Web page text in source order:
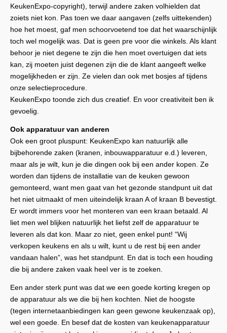
KeukenExpo-copyright), terwijl andere zaken volhielden dat
zoiets niet kon. Pas toen we daar aangaven (zelfs uittekenden)
hoe het moest, gaf men schoorvoetend toe dat het waarschijnlijk
toch wel mogelijk was. Dat is geen pre voor die winkels. Als klant
behoor je niet degene te zijn die hen moet overtuigen dat iets
kan, zij moeten juist degenen zijn die de klant aangeeft welke
mogelijkheden er zijn. Ze vielen dan ook met bosjes af tijdens
onze selectieprocedure.
KeukenExpo toonde zich dus creatief. En voor creativiteit ben ik
gevoelig.
Ook apparatuur van anderen
Ook een groot pluspunt: KeukenExpo kan natuurlijk alle
bijbehorende zaken (kranen, inbouwapparatuur e.d.) leveren,
maar als je wilt, kun je die dingen ook bij een ander kopen. Ze
worden dan tijdens de installatie van de keuken gewoon
gemonteerd, want men gaat van het gezonde standpunt uit dat
het niet uitmaakt of men uiteindelijk kraan A of kraan B bevestigt.
Er wordt immers voor het monteren van een kraan betaald. Al
liet men wel blijken natuurlijk het liefst zelf de apparatuur te
leveren als dat kon. Maar zo niet, geen enkel punt! “Wij
verkopen keukens en als u wilt, kunt u de rest bij een ander
vandaan halen”, was het standpunt. En dat is toch een houding
die bij andere zaken vaak heel ver is te zoeken.
Een ander sterk punt was dat we een goede korting kregen op
de apparatuur als we die bij hen kochten. Niet de hoogste
(tegen internetaanbiedingen kan geen gewone keukenzaak op),
wel een goede. En besef dat de kosten van keukenapparatuur